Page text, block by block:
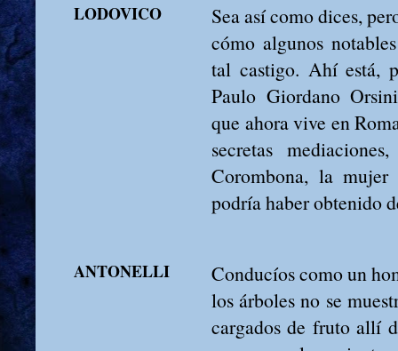
LODOVICO
Sea así como dices,
cómo algunos
tal castigo. Ahí está,
Paulo Giordano
que ahora vive en
secretas
Corombona, la
podría haber obtenido
ANTONELLI
Conducíos como un
los árboles no se
cargados de fruto allí